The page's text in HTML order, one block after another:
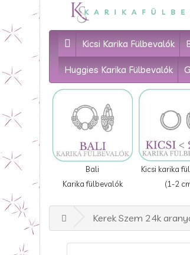
Kicsi Karika Fülbevalók
Huggies Karika Fülbevalók
Bali
Karika fülbevalók
Kicsi karika
(1-2
Kerek Szem 24k